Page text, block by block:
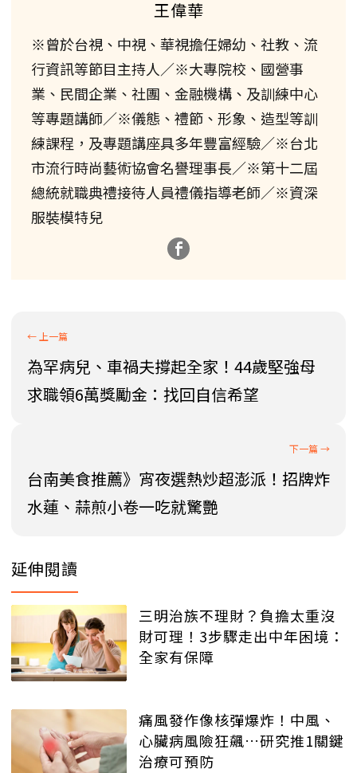
王偉華
※曾於台視、中視、華視擔任婦幼、社教、流
行資訊等節目主持人／※大專院校、國營事
業、民間企業、社團、金融機構、及訓練中心
等專題講師／※儀態、禮節、形象、造型等訓
練課程，及專題講座具多年豐富經驗／※台北
市流行時尚藝術協會名譽理事長／※第十二屆
總統就職典禮接待人員禮儀指導老師／※資深
服裝模特兒
為罕病兒、車禍夫撐起全家！44歲堅強母
求職領6萬獎勵金：找回自信希望
台南美食推薦》宵夜選熱炒超澎派！招牌炸
水蓮、蒜煎小卷一吃就驚艷
延伸閱讀
三明治族不理財？負擔太重沒
財可理！3步驟走出中年困境：
全家有保障
痛風發作像核彈爆炸！中風、
心臟病風險狂飆…研究推1關鍵
治療可預防